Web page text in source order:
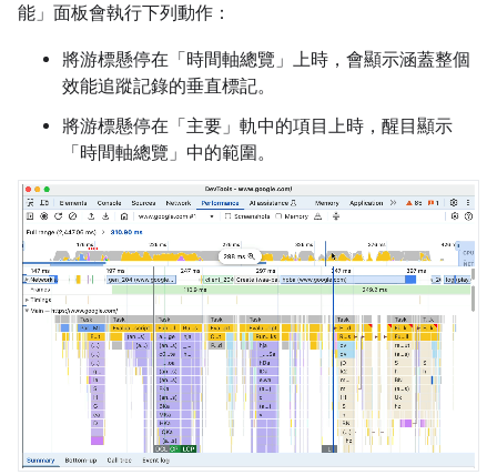
能」 面板會執行下列動作：
將游標懸停在「時間軸總覽」 上時，會顯示涵蓋整個
效能追蹤記錄的垂直標記。
將游標懸停在「主要」 軌中的項目上時，醒目顯示
「時間軸總覽」 中的範圍。